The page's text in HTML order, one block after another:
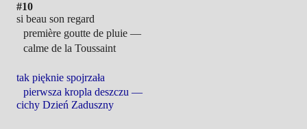
#10
si beau son regard
première goutte de pluie —
calme de la Toussaint
tak pięknie spojrzała
pierwsza kropla deszczu —
cichy Dzień Zaduszny